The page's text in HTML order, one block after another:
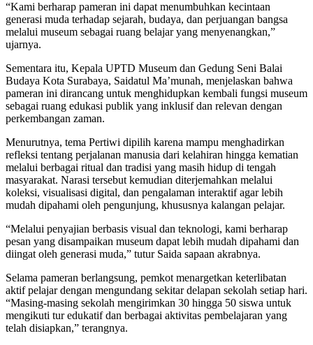
“Kami berharap pameran ini dapat menumbuhkan kecintaan
generasi muda terhadap sejarah, budaya, dan perjuangan bangsa
melalui museum sebagai ruang belajar yang menyenangkan,”
ujarnya.
Sementara itu, Kepala UPTD Museum dan Gedung Seni Balai
Budaya Kota Surabaya, Saidatul Ma’munah, menjelaskan bahwa
pameran ini dirancang untuk menghidupkan kembali fungsi museum
sebagai ruang edukasi publik yang inklusif dan relevan dengan
perkembangan zaman.
Menurutnya, tema Pertiwi dipilih karena mampu menghadirkan
refleksi tentang perjalanan manusia dari kelahiran hingga kematian
melalui berbagai ritual dan tradisi yang masih hidup di tengah
masyarakat. Narasi tersebut kemudian diterjemahkan melalui
koleksi, visualisasi digital, dan pengalaman interaktif agar lebih
mudah dipahami oleh pengunjung, khususnya kalangan pelajar.
“Melalui penyajian berbasis visual dan teknologi, kami berharap
pesan yang disampaikan museum dapat lebih mudah dipahami dan
diingat oleh generasi muda,” tutur Saida sapaan akrabnya.
Selama pameran berlangsung, pemkot menargetkan keterlibatan
aktif pelajar dengan mengundang sekitar delapan sekolah setiap hari.
“Masing-masing sekolah mengirimkan 30 hingga 50 siswa untuk
mengikuti tur edukatif dan berbagai aktivitas pembelajaran yang
telah disiapkan,” terangnya.